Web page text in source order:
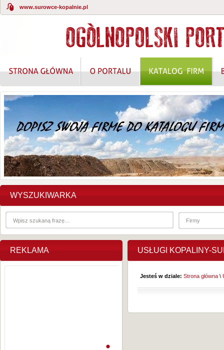
www.surowce-kopalnie.pl
WYSZUKIWARKA
REKLAMA USŁUGI KOPALINY-
Jesteś w dziale: Strona główna \